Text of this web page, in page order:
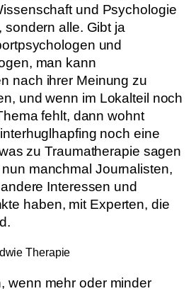
und Psychologie
alle. Gibt ja
und
man kann
nach ihrer Meinung zu
und wenn im Lokalteil noch
fehlt, dann wohnt
noch eine
zu Traumatherapie sagen
manchmal Journalisten,
Interessen und
haben, mit Experten, die
Therapie
wenn mehr oder minder